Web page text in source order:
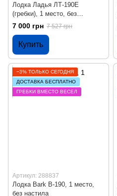
Лодка Ладья ЛТ-190Е
(гребки), 1 место, без
настила, сдвиж. сиденье,
7 000 грн 7 527 грн
Купить
−3% ТОЛЬКО СЕГОДНЯ
ДОСТАВКА БЕСПЛАТНО
ГРЕБКИ ВМЕСТО ВЕСЕЛ
Артикул: 288837
Лодка Bark B-190, 1 место,
без настила